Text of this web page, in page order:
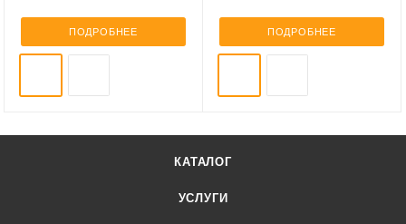
ПОДРОБНЕЕ ПОДРОБНЕЕ
КАТАЛОГ
УСЛУГИ